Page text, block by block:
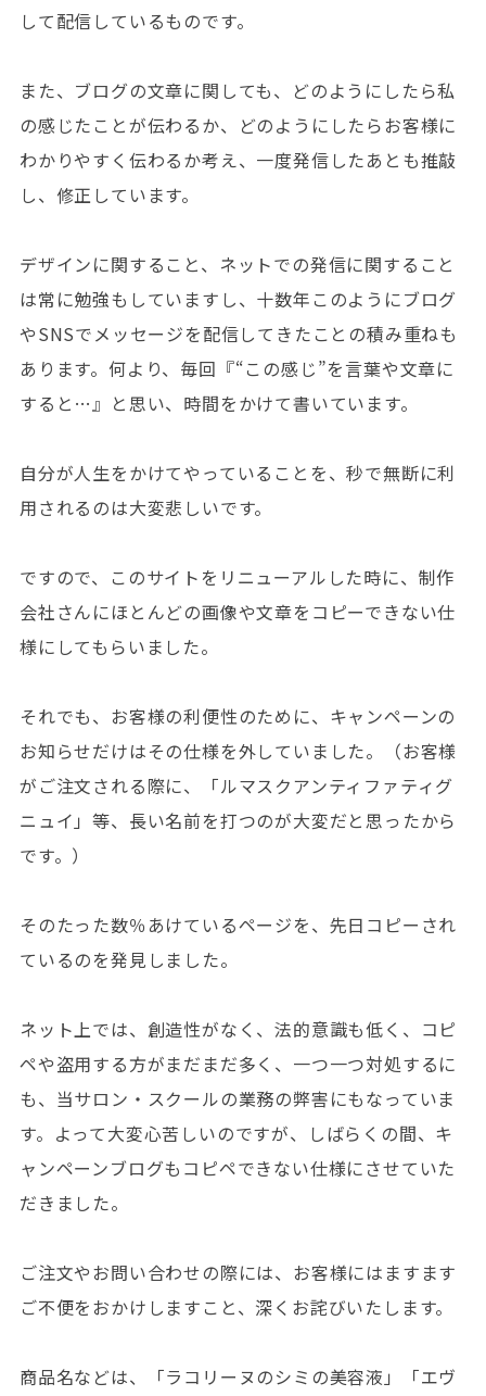
して配信しているものです。
また、ブログの文章に関しても、どのようにしたら私
の感じたことが伝わるか、どのようにしたらお客様に
わかりやすく伝わるか考え、一度発信したあとも推敲
し、修正しています。
デザインに関すること、ネットでの発信に関すること
は常に勉強もしていますし、十数年このようにブログ
やSNSでメッセージを配信してきたことの積み重ねも
あります。何より、毎回『“この感じ”を言葉や文章に
すると…』と思い、時間をかけて書いています。
自分が人生をかけてやっていることを、秒で無断に利
用されるのは大変悲しいです。
ですので、このサイトをリニューアルした時に、制作
会社さんにほとんどの画像や文章をコピーできない仕
様にしてもらいました。
それでも、お客様の利便性のために、キャンペーンの
お知らせだけはその仕様を外していました。（お客様
がご注文される際に、「ルマスクアンティファティグ
ニュイ」等、長い名前を打つのが大変だと思ったから
です。）
そのたった数％あけているページを、先日コピーされ
ているのを発見しました。
ネット上では、創造性がなく、法的意識も低く、コピ
ペや盗用する方がまだまだ多く、一つ一つ対処するに
も、当サロン・スクールの業務の弊害にもなっていま
す。よって大変心苦しいのですが、しばらくの間、キ
ャンペーンブログもコピペできない仕様にさせていた
だきました。
ご注文やお問い合わせの際には、お客様にはますます
ご不便をおかけしますこと、深くお詫びいたします。
商品名などは、「ラコリーヌのシミの美容液」「エヴ